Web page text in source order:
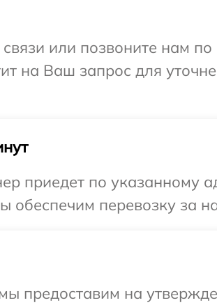
или позвоните нам
на Ваш запрос для
приедет по указанному
обеспечим перевозку за
предоставим на